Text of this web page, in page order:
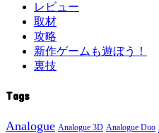
レビュー
取材
攻略
新作ゲームも遊ぼう！
裏技
Tags
Analogue Analogue 3D Analogue Duo